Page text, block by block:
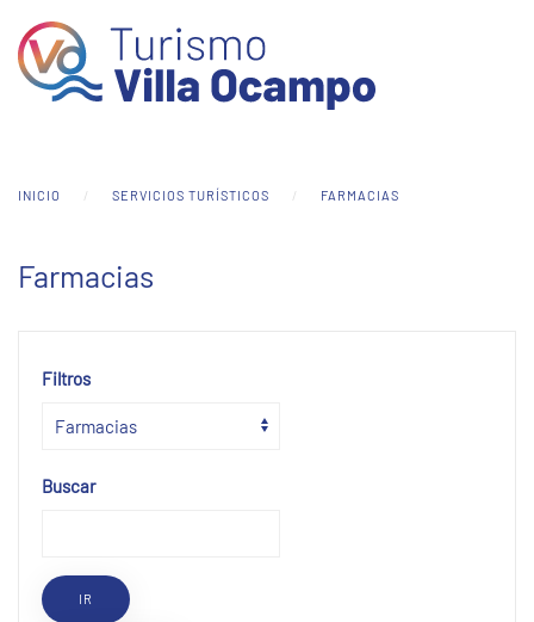
Skip to main content
INICIO SERVICIOS TURÍSTICOS FARMACIAS
Farmacias
Filtros
Buscar